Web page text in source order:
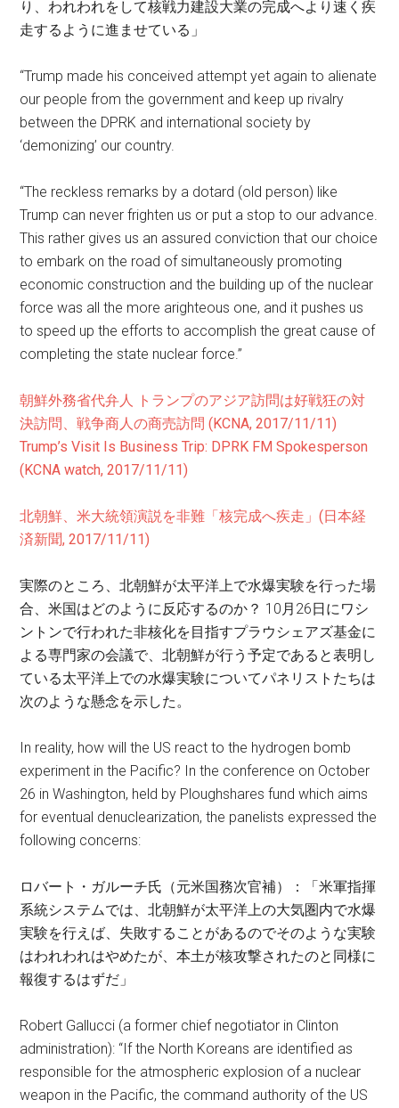
り、われわれをして核戦力建設大業の完成へより速く疾
走するように進ませている」
“Trump made his conceived attempt yet again to alienate
our people from the government and keep up rivalry
between the DPRK and international society by
‘demonizing’ our country.
“The reckless remarks by a dotard (old person) like
Trump can never frighten us or put a stop to our advance.
This rather gives us an assured conviction that our choice
to embark on the road of simultaneously promoting
economic construction and the building up of the nuclear
force was all the more arighteous one, and it pushes us
to speed up the efforts to accomplish the great cause of
completing the state nuclear force.”
朝鮮外務省代弁人 トランプのアジア訪問は好戦狂の対
決訪問、戦争商人の商売訪問 (KCNA, 2017/11/11)
Trump’s Visit Is Business Trip: DPRK FM Spokesperson
(KCNA watch, 2017/11/11)
北朝鮮、米大統領演説を非難「核完成へ疾走」(日本経
済新聞, 2017/11/11)
実際のところ、北朝鮮が太平洋上で水爆実験を行った場
合、米国はどのように反応するのか？ 10月26日にワシ
ントンで行われた非核化を目指すプラウシェアズ基金に
よる専門家の会議で、北朝鮮が行う予定であると表明し
ている太平洋上での水爆実験についてパネリストたちは
次のような懸念を示した。
In reality, how will the US react to the hydrogen bomb
experiment in the Pacific? In the conference on October
26 in Washington, held by Ploughshares fund which aims
for eventual denuclearization, the panelists expressed the
following concerns:
ロバート・ガルーチ氏（元米国務次官補）：「米軍指揮
系統システムでは、北朝鮮が太平洋上の大気圏内で水爆
実験を行えば、失敗することがあるのでそのような実験
はわれわれはやめたが、本土が核攻撃されたのと同様に
報復するはずだ」
Robert Gallucci (a former chief negotiator in Clinton
administration): “If the North Koreans are identified as
responsible for the atmospheric explosion of a nuclear
weapon in the Pacific, the command authority of the US